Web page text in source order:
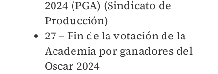
2024 (PGA) (Sindicato de
Producción)
27 – Fin de la votación de la
Academia por ganadores del
Oscar 2024